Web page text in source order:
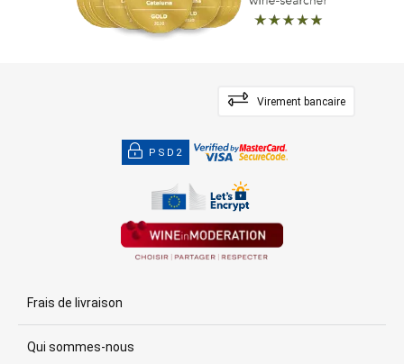
Virement bancaire
PSD2
Frais de livraison
Qui sommes-nous